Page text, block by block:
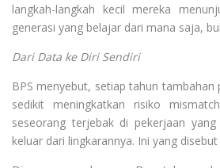
langkah-langkah kecil mereka
generasi yang belajar dari mana saja,
Dari Data ke Diri Sendiri
BPS menyebut, setiap tahun
sedikit meningkatkan risiko
seseorang terjebak di pekerjaan
keluar dari lingkarannya. Ini yang disebut